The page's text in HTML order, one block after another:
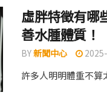
虛胖特徵有哪
善水腫體質！
BY新聞中心
許多人明明體重不算